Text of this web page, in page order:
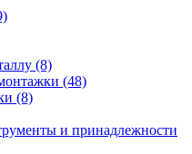
(8)
(48)
(8)
и принадлежности